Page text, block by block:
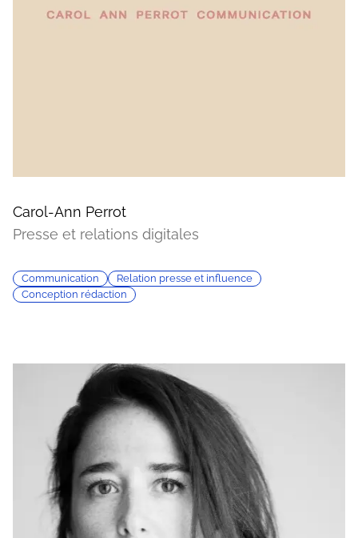
Carol-Ann Perrot
Presse et relations digitales
Communication
Relation presse et influence
Conception rédaction